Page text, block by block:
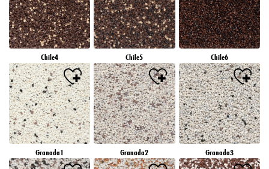
Chile4 Chile5 Chile6
Granada1 Granada2 Granada3